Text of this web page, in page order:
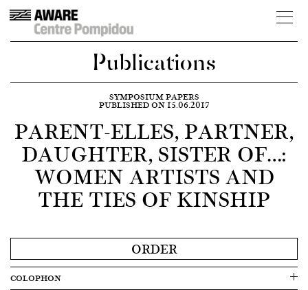
Publications
SYMPOSIUM PAPERS
PUBLISHED ON 15.06.2017
PARENT-ELLES, PARTNER,
DAUGHTER, SISTER OF…:
WOMEN ARTISTS AND
THE TIES OF KINSHIP
ORDER
COLOPHON